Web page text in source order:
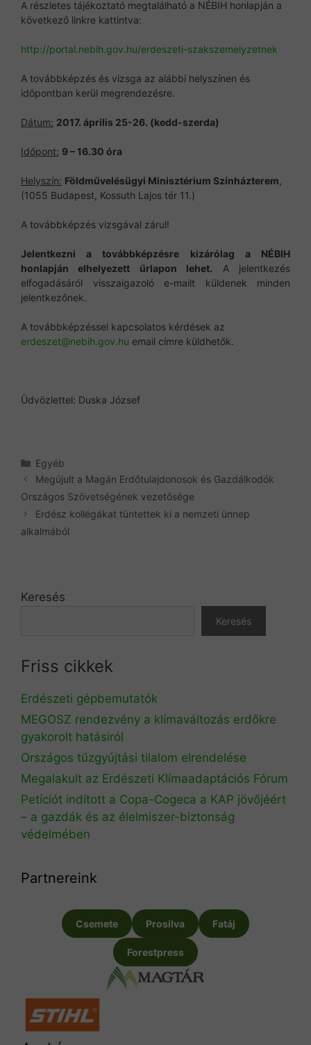
A részletes tájékoztató megtalálható a NÉBIH honlapján a
következő linkre kattintva:
http://portal.nebih.gov.hu/erdeszeti-szakszemelyzetnek
A továbbképzés és vizsga az alábbi helyszínen és
időpontban kerül megrendezésre.
Dátum: 2017. április 25-26. (kedd-szerda)
Időpont: 9 – 16.30 óra
Helyszín: Földművelésügyi Minisztérium Színházterem
(1055 Budapest, Kossuth Lajos tér 11.)
A továbbképzés vizsgával zárul!
Jelentkezni a továbbképzésre kizárólag a NÉBIH
honlapján elhelyezett űrlapon lehet. A jelentkezés
elfogadásáról visszaigazoló e-mailt küldenek minden
jelentkezőnek.
A továbbképzéssel kapcsolatos kérdések az
erdeszet@nebih.gov.hu email címre küldhetők.
Üdvözlettel: Duska József
Kategória
Egyéb
Megújult a Magán Erdőtulajdonosok és Gazdálkodók
Országos Szövetségének vezetősége
Erdész kollégákat tüntettek ki a nemzeti ünnep
alkalmából
Keresés
Keresés
Friss cikkek
Erdészeti gépbemutatók
MEGOSZ rendezvény a klímaváltozás erdőkre
gyakorolt hatásiról
Országos tűzgyújtási tilalom elrendelése
Megalakult az Erdészeti Klímaadaptációs Fórum
Petíciót indított a Copa-Cogeca a KAP jövőjéért
– a gazdák és az élelmiszer-biztonság
védelmében
Partnereink
Csemete Prosilva Fatáj
Forestpress